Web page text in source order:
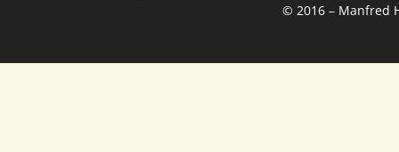
© 2016 – Manfred